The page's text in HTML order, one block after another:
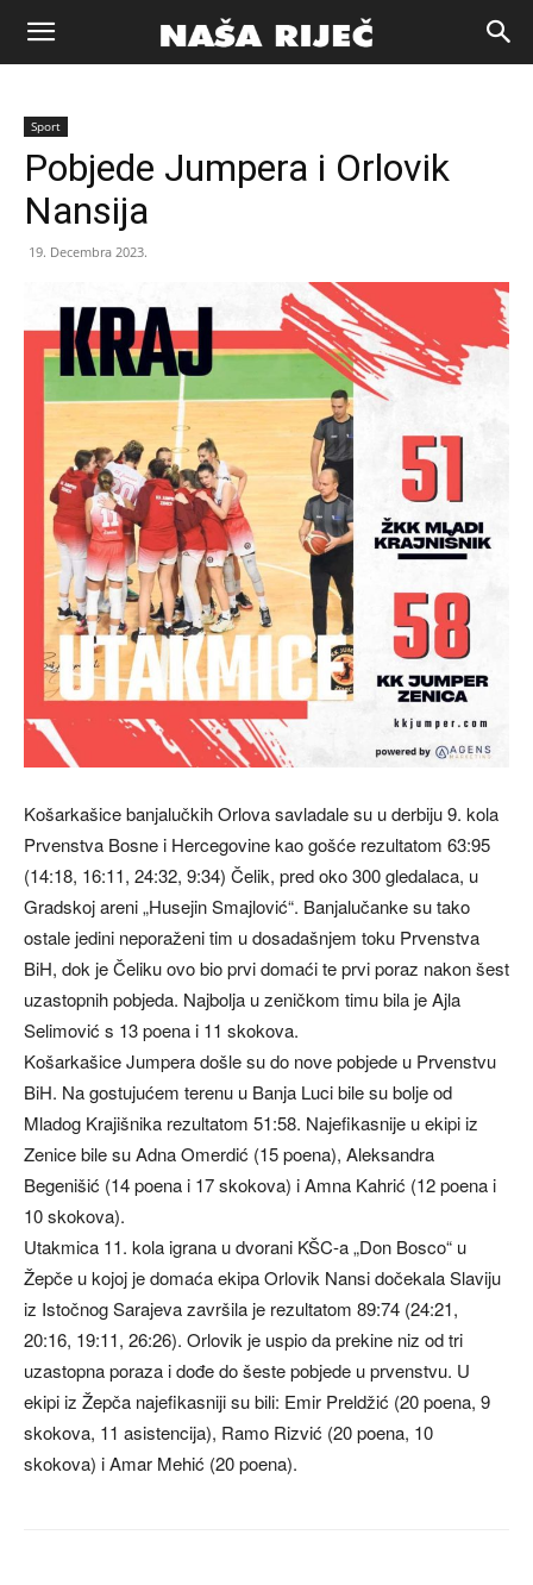
Naša
riječ
Sport
Pobjede Jumpera i Orlovik
Nansija
19. Decembra 2023.
Košarkašice banjalučkih Orlova savladale su u derbiju 9. kola
Prvenstva Bosne i Hercegovine kao gošće rezultatom 63:95
(14:18, 16:11, 24:32, 9:34) Čelik, pred oko 300 gledalaca, u
Gradskoj areni „Husejin Smajlović“. Banjalučanke su tako
ostale jedini neporaženi tim u dosadašnjem toku Prvenstva
BiH, dok je Čeliku ovo bio prvi domaći te prvi poraz nakon šest
uzastopnih pobjeda. Najbolja u zeničkom timu bila je Ajla
Selimović s 13 poena i 11 skokova.
Košarkašice Jumpera došle su do nove pobjede u Prvenstvu
BiH. Na gostujućem terenu u Banja Luci bile su bolje od
Mladog Krajišnika rezultatom 51:58. Najefikasnije u ekipi iz
Zenice bile su Adna Omerdić (15 poena), Aleksandra
Begenišić (14 poena i 17 skokova) i Amna Kahrić (12 poena i
10 skokova).
Utakmica 11. kola igrana u dvorani KŠC-a „Don Bosco“ u
Žepče u kojoj je domaća ekipa Orlovik Nansi dočekala Slaviju
iz Istočnog Sarajeva završila je rezultatom 89:74 (24:21,
20:16, 19:11, 26:26). Orlovik je uspio da prekine niz od tri
uzastopna poraza i dođe do šeste pobjede u prvenstvu. U
ekipi iz Žepča najefikasniji su bili: Emir Preldžić (20 poena, 9
skokova, 11 asistencija), Ramo Rizvić (20 poena, 10
skokova) i Amar Mehić (20 poena).